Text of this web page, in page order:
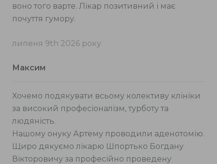
воно того варте. Лікар позитивний і має
почуття гумору.
липеня 9th 2026 року
Максим
Хочемо подякувати всьому колективу клініки
за високий професіоналізм, турботу та
людяність.
Нашому онуку Артему проводили аденотомію.
Щиро дякуємо лікарю Шпортько Богдану
Вікторовичу за професійно проведену